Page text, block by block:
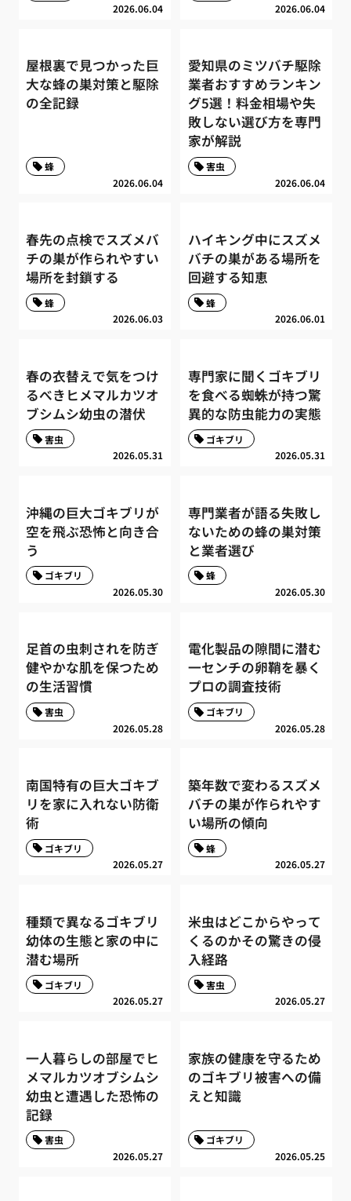
2026.06.04 2026.06.04
屋根裏で見つかった巨
大な蜂の巣対策と駆除
の全記録
2026.06.04
蜂
愛知県のミツバチ駆除
業者おすすめランキン
グ5選！料金相場や失
敗しない選び方を専門
家が解説
2026.06.04
害虫
春先の点検でスズメバ
チの巣が作られやすい
場所を封鎖する
2026.06.03
蜂
ハイキング中にスズメ
バチの巣がある場所を
回避する知恵
2026.06.01
蜂
春の衣替えで気をつけ
るべきヒメマルカツオ
ブシムシ幼虫の潜伏
2026.05.31
害虫
専門家に聞くゴキブリ
を食べる蜘蛛が持つ驚
異的な防虫能力の実態
2026.05.31
ゴキブリ
沖縄の巨大ゴキブリが
空を飛ぶ恐怖と向き合
う
2026.05.30
ゴキブリ
専門業者が語る失敗し
ないための蜂の巣対策
と業者選び
2026.05.30
蜂
足首の虫刺されを防ぎ
健やかな肌を保つため
の生活習慣
2026.05.28
害虫
電化製品の隙間に潜む
一センチの卵鞘を暴く
プロの調査技術
2026.05.28
ゴキブリ
南国特有の巨大ゴキブ
リを家に入れない防衛
術
2026.05.27
ゴキブリ
築年数で変わるスズメ
バチの巣が作られやす
い場所の傾向
2026.05.27
蜂
種類で異なるゴキブリ
幼体の生態と家の中に
潜む場所
2026.05.27
ゴキブリ
米虫はどこからやって
くるのかその驚きの侵
入経路
2026.05.27
害虫
一人暮らしの部屋でヒ
メマルカツオブシムシ
幼虫と遭遇した恐怖の
記録
2026.05.27
害虫
家族の健康を守るため
のゴキブリ被害への備
えと知識
2026.05.25
ゴキブリ